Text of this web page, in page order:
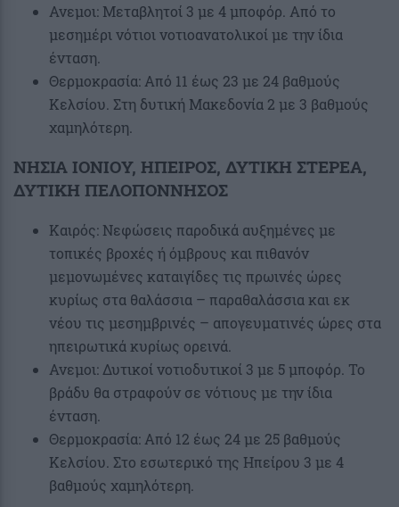
Ανεμοι: Μεταβλητοί 3 με 4 μποφόρ. Από το
μεσημέρι νότιοι νοτιοανατολικοί με την ίδια
ένταση.
Θερμοκρασία: Από 11 έως 23 με 24 βαθμούς
Κελσίου. Στη δυτική Μακεδονία 2 με 3 βαθμούς
χαμηλότερη.
ΝΗΣΙΑ ΙΟΝΙΟΥ, ΗΠΕΙΡΟΣ, ΔΥΤΙΚΗ ΣΤΕΡΕΑ,
ΔΥΤΙΚΗ ΠΕΛΟΠΟΝΝΗΣΟΣ
Καιρός: Νεφώσεις παροδικά αυξημένες με
τοπικές βροχές ή όμβρους και πιθανόν
μεμονωμένες καταιγίδες τις πρωινές ώρες
κυρίως στα θαλάσσια – παραθαλάσσια και εκ
νέου τις μεσημβρινές – απογευματινές ώρες στα
ηπειρωτικά κυρίως ορεινά.
Ανεμοι: Δυτικοί νοτιοδυτικοί 3 με 5 μποφόρ. Το
βράδυ θα στραφούν σε νότιους με την ίδια
ένταση.
Θερμοκρασία: Από 12 έως 24 με 25 βαθμούς
Κελσίου. Στο εσωτερικό της Ηπείρου 3 με 4
βαθμούς χαμηλότερη.